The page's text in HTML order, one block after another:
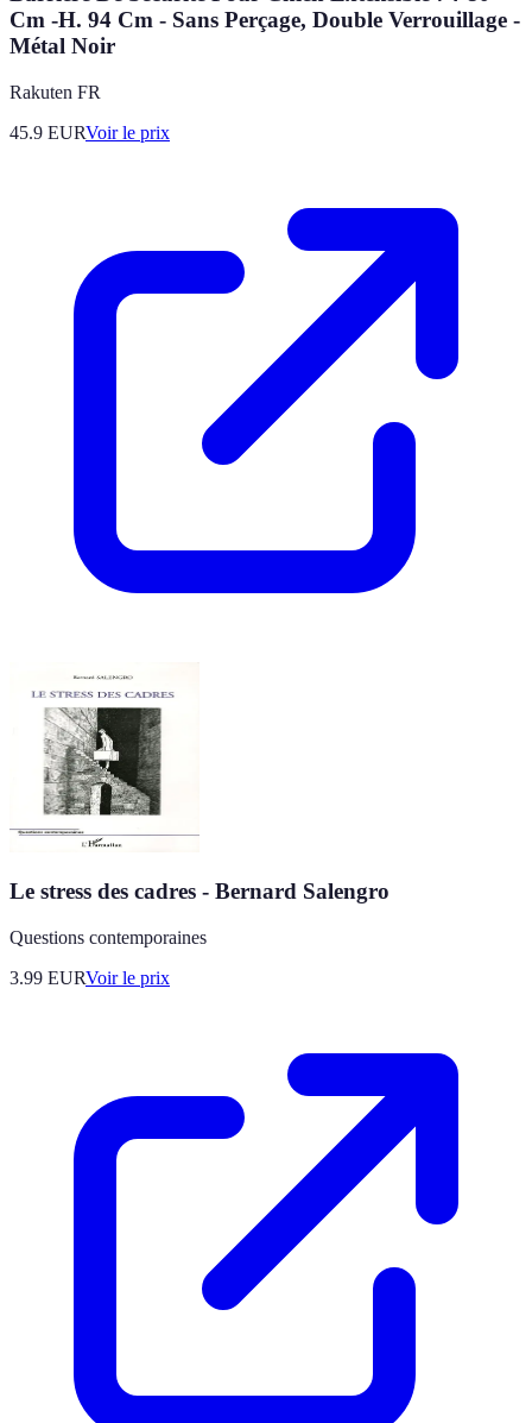
Cm -H. 94 Cm - Sans Perçage, Double Verrouillage -
Métal Noir
Rakuten FR
45.9 EURVoir le prix
Le stress des cadres - Bernard Salengro
Questions contemporaines
3.99 EURVoir le prix